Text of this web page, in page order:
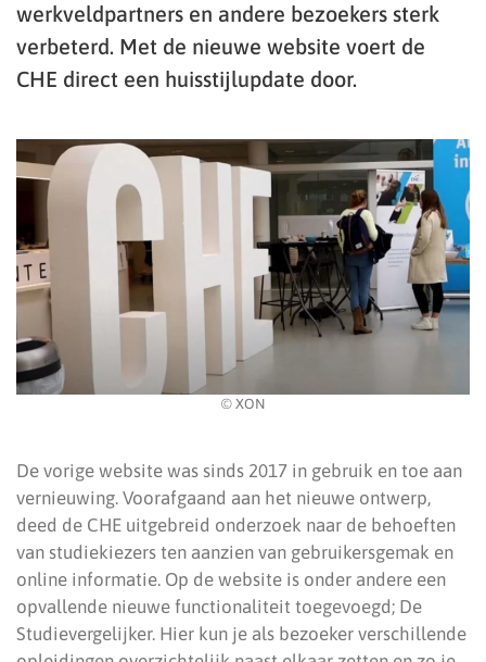
werkveldpartners en andere bezoekers sterk
verbeterd. Met de nieuwe website voert de
CHE direct een huisstijlupdate door.
© XON
De vorige website was sinds 2017 in gebruik en toe aan
vernieuwing. Voorafgaand aan het nieuwe ontwerp,
deed de CHE uitgebreid onderzoek naar de behoeften
van studiekiezers ten aanzien van gebruikersgemak en
online informatie. Op de website is onder andere een
opvallende nieuwe functionaliteit toegevoegd; De
Studievergelijker. Hier kun je als bezoeker verschillende